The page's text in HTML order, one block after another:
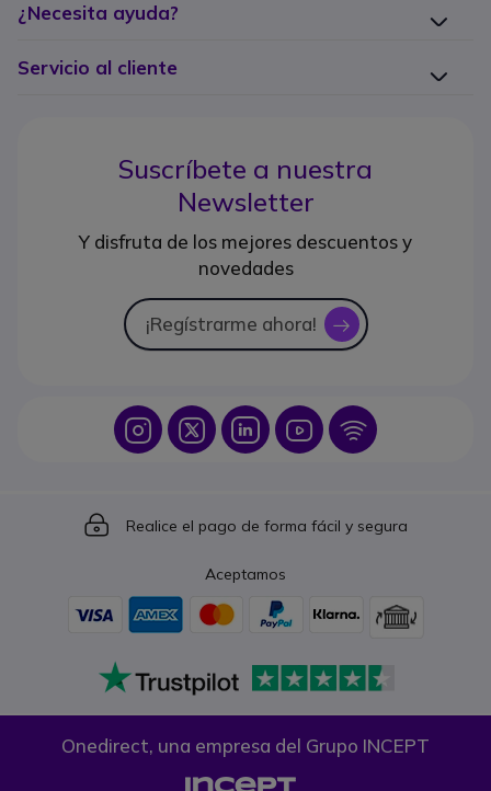
¿Necesita ayuda?
Servicio al cliente
Suscríbete a nuestra
Newsletter
Y disfruta de los mejores descuentos y
novedades
¡Regístrarme ahora! icon
Icon IconIcon Icon Icon
Icon
Realice el pago de forma fácil y segura
Aceptamos
Onedirect, una empresa del Grupo INCEPT